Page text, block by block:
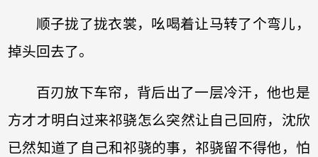
顺子拢了拢衣裳，吆喝着让马转了个弯儿，
掉头回去了。
百刃放下车帘，背后出了一层冷汗，他也是
方才才明白过来祁骁怎么突然让自己回府，沈欣
已然知道了自己和祁骁的事，祁骁留不得他，怕